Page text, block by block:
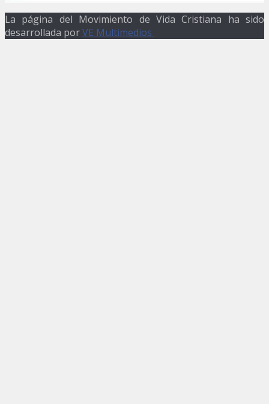
La página del Movimiento de Vida Cristiana ha sido
desarrollada porVE Multimedios